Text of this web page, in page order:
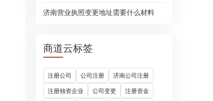
济南营业执照变更地址需要什么材料
商道云标签
注册公司 公司注册
济南公司注册
注册独资企业
公司变更
注册资金